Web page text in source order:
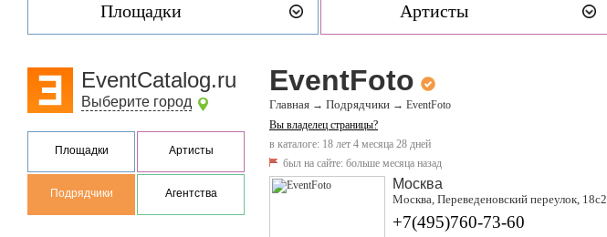
Площадки Артисты
EventCatalog.ru
Выберите город
Площадки Артисты
Подрядчики Агентства
EventFoto
Главная → Подрядчики → EventFoto
Вы владелец страницы?
в каталоге: 18 лет 4 месяца 28 дней
был на сайте: больше месяца назад
Москва
Москва, Переведеновский переулок, 18с2
+7(495)760-73-60